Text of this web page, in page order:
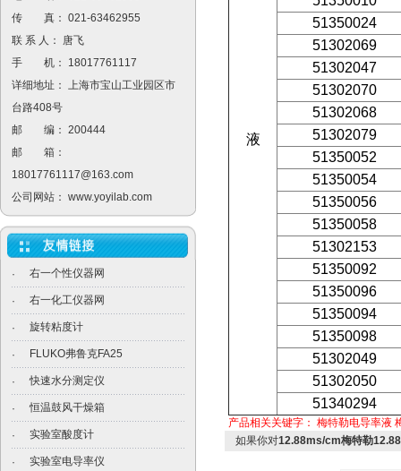
传 真： 021-63462955
联 系 人： 唐飞
手 机： 18017761117
详细地址： 上海市宝山工业园区市
台路408号
邮 编： 200444
邮 箱：
18017761117@163.com
公司网站： www.yoyilab.com
· 右一个性仪器网
· 右一化工仪器网
· 旋转粘度计
· FLUKO弗鲁克FA25
· 快速水分测定仪
· 恒温鼓风干燥箱
· 实验室酸度计
· 实验室电导率仪
液
51350024
51302069
51302047
51302070
51302068
51302079
51350052
51350054
51350056
51350058
51302153
51350092
51350096
51350094
51350098
51302049
51302050
51340294
产品相关关键字： 梅特勒电导率液
如果你对12.88ms/cm梅特勒